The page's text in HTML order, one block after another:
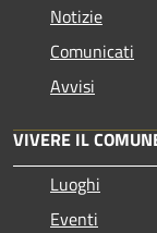
Notizie
Comunicati
Avvisi
VIVERE IL
Luoghi
Eventi